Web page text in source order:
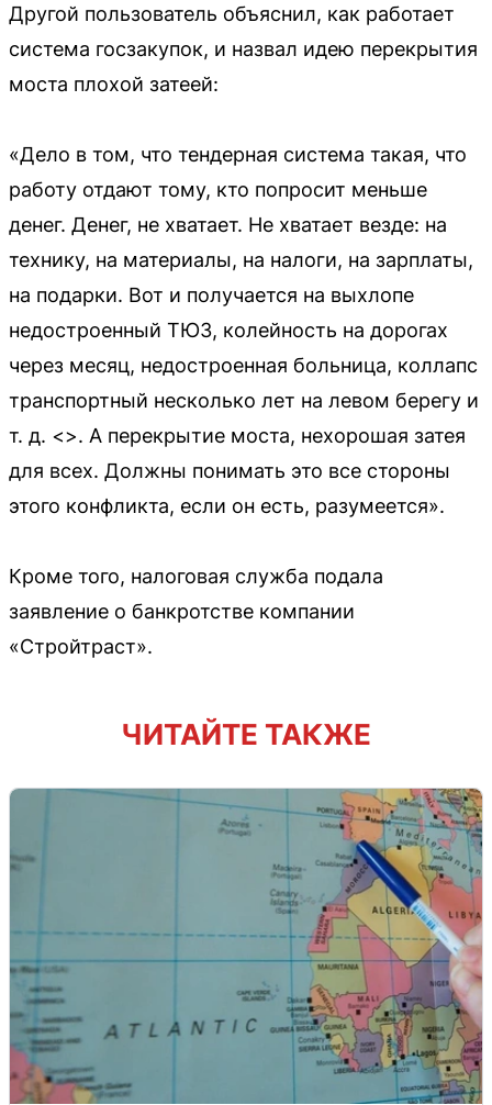
Другой пользователь объяснил, как работает
система госзакупок, и назвал идею перекрытия
моста плохой затеей:
«Дело в том, что тендерная система такая, что
работу отдают тому, кто попросит меньше
денег. Денег, не хватает. Не хватает везде: на
технику, на материалы, на налоги, на зарплаты,
на подарки. Вот и получается на выхлопе
недостроенный ТЮЗ, колейность на дорогах
через месяц, недостроенная больница, коллапс
транспортный несколько лет на левом берегу и
т. д. <>. А перекрытие моста, нехорошая затея
для всех. Должны понимать это все стороны
этого конфликта, если он есть, разумеется».
Кроме того, налоговая служба подала
заявление о банкротстве компании
«Стройтраст».
ЧИТАЙТЕ ТАКЖЕ